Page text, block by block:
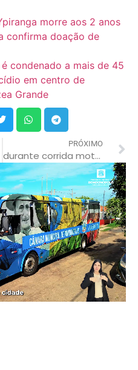
morre aos 2 anos
confirma doação de
condenado a mais de 45
em centro de
Grande
PRÓXIMO
durante corrida motorista é esfaqueado e tem carro roubado